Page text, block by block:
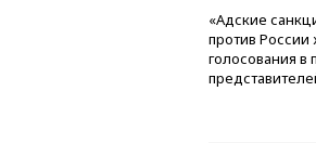
«Адские
против России
голосования в